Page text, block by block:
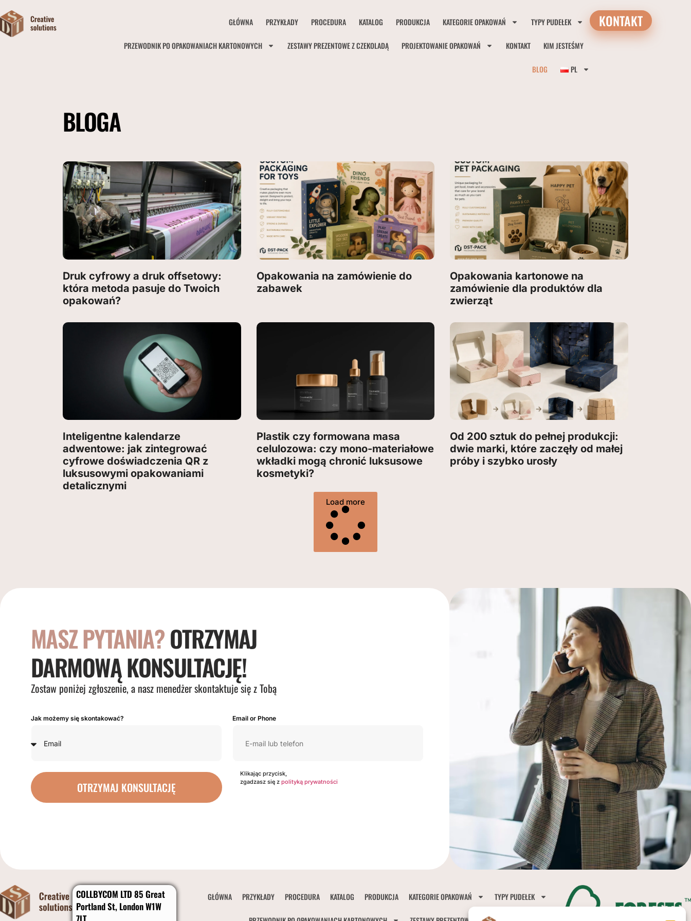
GŁÓWNA PRZYKŁADY PROCEDURA KATALOG PRODUKCJA KATEGORIE OPAKOWAŃ TYPY PUDEŁEK
PRZEWODNIK PO OPAKOWANIACH KARTONOWYCH ZESTAWY PREZENTOWE Z CZEKOLADĄ PROJEKTOWANIE OPAKOWAŃ KONTAKT KIM JESTEŚMY
BLOG PL
KONTAKT
BLOGA
Druk cyfrowy a druk offsetowy:
która metoda pasuje do Twoich
opakowań?
Opakowania na zamówienie do
zabawek
Opakowania kartonowe na
zamówienie dla produktów dla
zwierząt
Inteligentne kalendarze
adwentowe: jak zintegrować
cyfrowe doświadczenia QR z
luksusowymi opakowaniami
detalicznymi
Plastik czy formowana masa
celulozowa: czy mono-materiałowe
wkładki mogą chronić luksusowe
kosmetyki?
Od 200 sztuk do pełnej produkcji:
dwie marki, które zaczęły od małej
próby i szybko urosły
Load more
MASZ PYTANIA?OTRZYMAJ
DARMOWĄ KONSULTACJĘ!
Zostaw poniżej zgłoszenie, a nasz menedżer skontaktuje się z Tobą
Jak możemy się skontakować? Email or Phone
OTRZYMAJ KONSULTACJĘ
Klikając przycisk,
zgadzasz się z polityką prywatności
COLLBYCOM LTD 85 Great
Portland St, London W1W
GŁÓWNA PRZYKŁADY PROCEDURA KATALOG PRODUKCJA KATEGORIE OPAKOWAŃ TYPY PUDEŁEK